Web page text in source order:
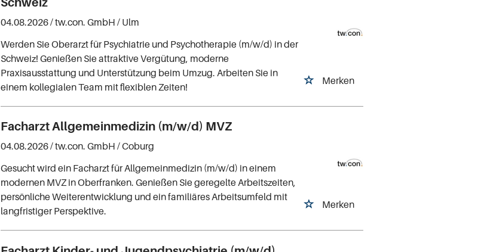
Merken
04.08.2026 /tw.con. GmbH / Ulm
Werden Sie Oberarzt für Psychiatrie und Psychotherapie (m/w/d) in der
Schweiz! Genießen Sie attraktive Vergütung, moderne
Praxisausstattung und Unterstützung beim Umzug. Arbeiten Sie in
einem kollegialen Team mit flexiblen Zeiten!
Facharzt Allgemeinmedizin (m/w/d) MVZ
Merken
04.08.2026 /tw.con. GmbH / Coburg
Gesucht wird ein Facharzt für Allgemeinmedizin (m/w/d) in einem
modernen MVZ in Oberfranken. Genießen Sie geregelte Arbeitszeiten,
persönliche Weiterentwicklung und ein familiäres Arbeitsumfeld mit
langfristiger Perspektive.